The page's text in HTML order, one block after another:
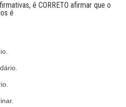
é CORRETO afirmar que o
é